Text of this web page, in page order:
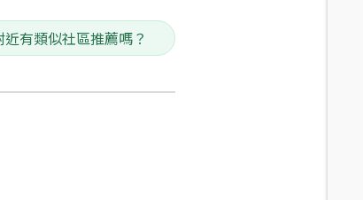
近有類似社區推薦嗎？